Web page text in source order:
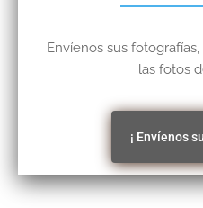
Envíenos sus
las fotos
¡ Envíenos